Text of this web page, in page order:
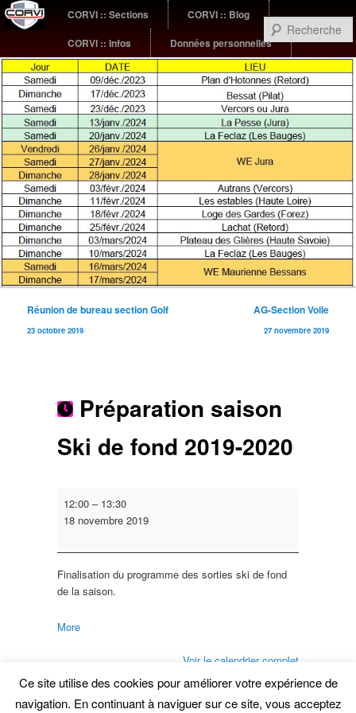
Menu
principal
Aller
contenu
principal
Aller
contenu
secondaire
CORVI :: Sections
CORVI :: Blog
CORVI :: Infos
Données personnelles
Navigation
des
Réunion de bureau section Golf
23 octobre 2019
AG-Section Voile
27 novembre 2019
Préparation saison
Ski de fond 2019-2020
2019-
2020
12:00 – 13:30
18 novembre 2019
Finalisation du programme des sorties ski de fond
de la saison.
Moreabout
Voir le calendrier complet
Ce contenu a été publié par Dominique Calland .
Mettez-le en favori avec sonpermalien.
Ce site utilise des cookies pour améliorer votre expérience de
navigation. En continuant à naviguer sur ce site, vous acceptez